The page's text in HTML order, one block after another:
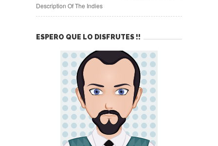
Description Of The Indies
ESPERO QUE LO DISFRUTES !!